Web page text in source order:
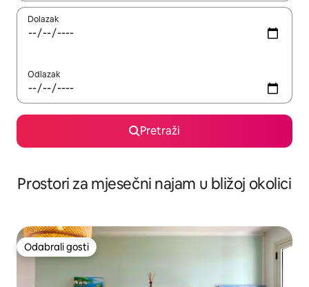
Dolazak
Odlazak
Pretraži
Prostori za mjesečni najam u bližoj okolici
Odabrali gosti
Odabrali gosti